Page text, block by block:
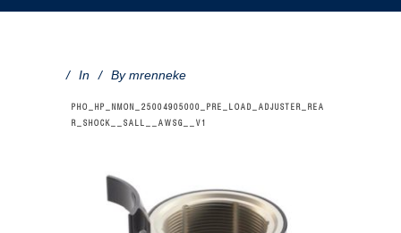
In By mrenneke
PHO_HP_NMON_25004905000_PRE_LOAD_ADJUSTER_REA
R_SHOCK__SALL__AWSG__V1